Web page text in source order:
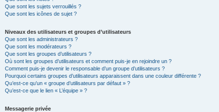
Que sont les sujets verrouillés ?
Que sont les icônes de sujet ?
Niveaux des utilisateurs et groupes d’utilisateurs
Que sont les administrateurs ?
Que sont les modérateurs ?
Que sont les groupes d’utilisateurs ?
Où sont les groupes d’utilisateurs et comment puis-je en rejoindre un ?
Comment puis-je devenir le responsable d’un groupe d’utilisateurs ?
Pourquoi certains groupes d’utilisateurs apparaissent dans une couleur différente ?
Qu’est-ce qu’un « groupe d’utilisateurs par défaut » ?
Qu’est-ce que le lien « L’équipe » ?
Messagerie privée